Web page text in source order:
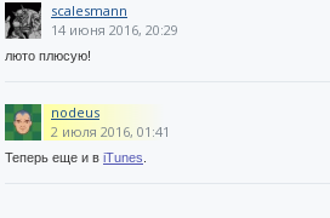
scalesmann
14 июня 2016, 20:29
люто плюсую!
nodeus
2 июля 2016, 01:41
Теперь еще и в iTunes